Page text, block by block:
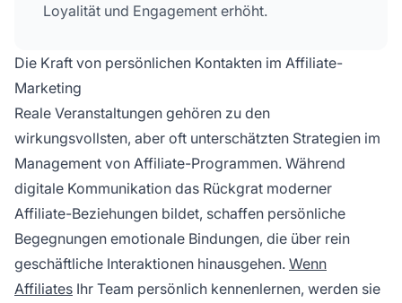
Loyalität und Engagement erhöht.
Die Kraft von persönlichen Kontakten im Affiliate-
Marketing
Reale Veranstaltungen gehören zu den
wirkungsvollsten, aber oft unterschätzten Strategien im
Management von Affiliate-Programmen. Während
digitale Kommunikation das Rückgrat moderner
Affiliate-Beziehungen bildet, schaffen persönliche
Begegnungen emotionale Bindungen, die über rein
geschäftliche Interaktionen hinausgehen. Wenn
Affiliates Ihr Team persönlich kennenlernen, werden sie